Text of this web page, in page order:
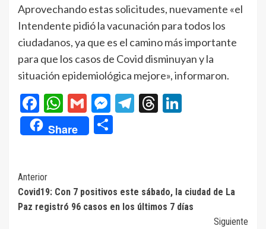
Aprovechando estas solicitudes, nuevamente «el
Intendente pidió la vacunación para todos los
ciudadanos, ya que es el camino más importante
para que los casos de Covid disminuyan y la
situación epidemiológica mejore», informaron.
Facebook
WhatsApp
GmailMessenger
Telegram
Threads
Share
Navegación
de
entradas
Anterior
Covid19: Con 7 positivos este sábado, la ciudad de La
Paz registró 96 casos en los últimos 7 días
Siguiente